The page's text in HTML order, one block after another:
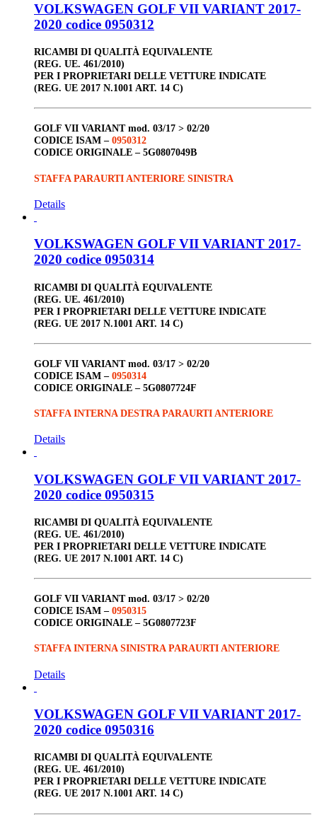
VOLKSWAGEN GOLF VII VARIANT 2017-
2020 codice 0950312
RICAMBI DI QUALITÀ EQUIVALENTE
(REG. UE. 461/2010)
PER I PROPRIETARI DELLE VETTURE INDICATE
(REG. UE 2017 N.1001 ART. 14 C)
GOLF VII VARIANTmod. 03/17 > 02/20
CODICE ISAM – 0950312
CODICE ORIGINALE – 5G0807049B
STAFFA PARAURTI ANTERIORE SINISTRA
Details
VOLKSWAGEN GOLF VII VARIANT 2017-
2020 codice 0950314
RICAMBI DI QUALITÀ EQUIVALENTE
(REG. UE. 461/2010)
PER I PROPRIETARI DELLE VETTURE INDICATE
(REG. UE 2017 N.1001 ART. 14 C)
GOLF VII VARIANTmod. 03/17 > 02/20
CODICE ISAM – 0950314
CODICE ORIGINALE – 5G0807724F
STAFFA INTERNA DESTRA PARAURTI ANTERIORE
Details
VOLKSWAGEN GOLF VII VARIANT 2017-
2020 codice 0950315
RICAMBI DI QUALITÀ EQUIVALENTE
(REG. UE. 461/2010)
PER I PROPRIETARI DELLE VETTURE INDICATE
(REG. UE 2017 N.1001 ART. 14 C)
GOLF VII VARIANTmod. 03/17 > 02/20
CODICE ISAM – 0950315
CODICE ORIGINALE – 5G0807723F
STAFFA INTERNA SINISTRA PARAURTI ANTERIORE
Details
VOLKSWAGEN GOLF VII VARIANT 2017-
2020 codice 0950316
RICAMBI DI QUALITÀ EQUIVALENTE
(REG. UE. 461/2010)
PER I PROPRIETARI DELLE VETTURE INDICATE
(REG. UE 2017 N.1001 ART. 14 C)